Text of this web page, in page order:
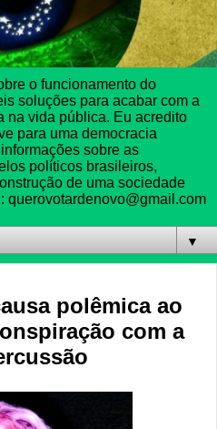
o funcionamento do
soluções para acabar com a
na vida pública. Eu acredito
para uma democracia
sobre as
políticos brasileiros,
de uma sociedade
querovotardenovo@gmail.com
▼
polêmica ao
com a